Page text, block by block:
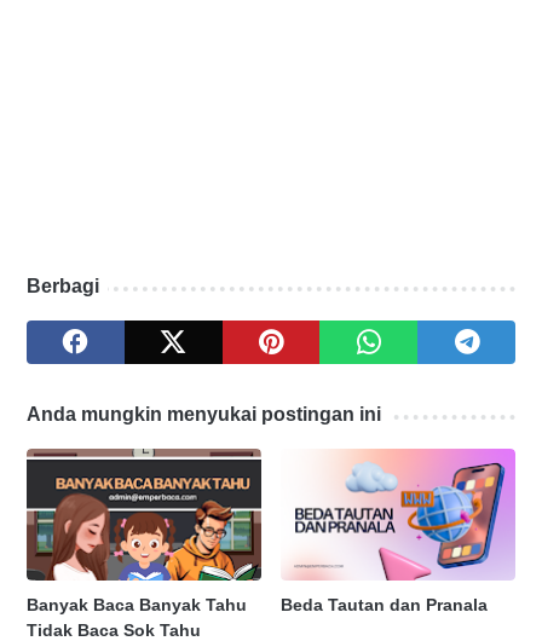
Berbagi
Anda mungkin menyukai postingan ini
Banyak Baca Banyak Tahu
Tidak Baca Sok Tahu
Beda Tautan dan Pranala